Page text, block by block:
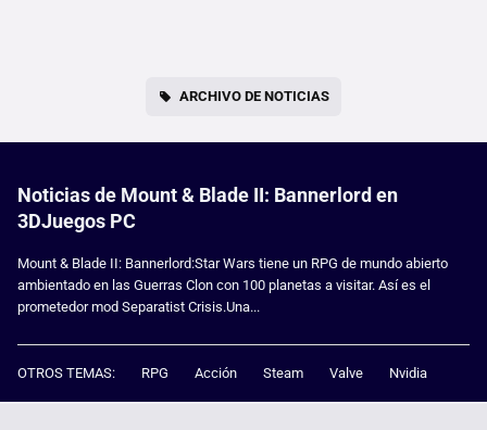
ARCHIVO DE NOTICIAS
Noticias de Mount & Blade II: Bannerlord en
3DJuegos PC
Mount & Blade II: Bannerlord:Star Wars tiene un RPG de mundo abierto
ambientado en las Guerras Clon con 100 planetas a visitar. Así es el
prometedor mod Separatist Crisis.Una...
OTROS TEMAS: RPG Acción Steam Valve Nvidia